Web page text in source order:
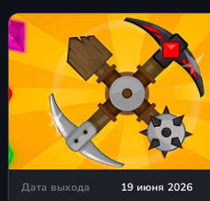
Дата выхода
19 июня 2026